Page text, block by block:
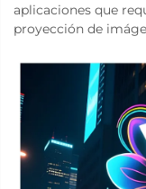
aplicaciones que
proyección de